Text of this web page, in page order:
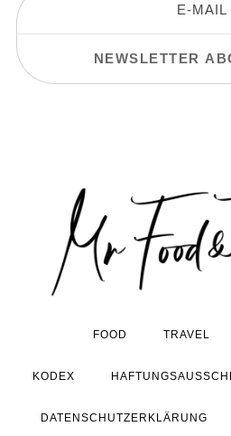
FOOD TRAVEL
KODEX
DATENSCHUTZERKLÄRUNG